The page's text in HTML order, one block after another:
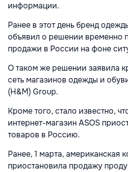
информации.
Ранее в этот день бренд
объявил о решении временно
продажи в России на фоне
О таком же решении заявила
сеть магазинов одежды и
(H&M) Group.
Кроме того, стало известно,
интернет-магазин ASOS
товаров в Россию.
Ранее, 1 марта, американская
приостановила продажу